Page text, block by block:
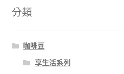
分類
咖啡豆
享生活系列